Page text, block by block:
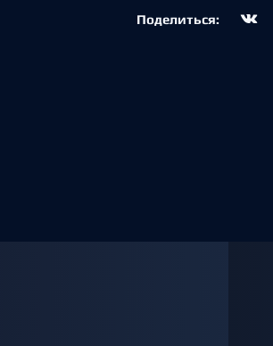
Поделиться: